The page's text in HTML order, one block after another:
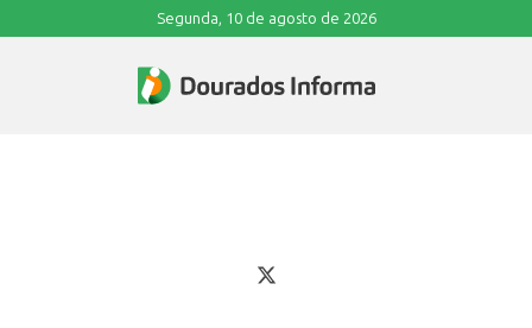
Segunda, 10 de agosto de 2026